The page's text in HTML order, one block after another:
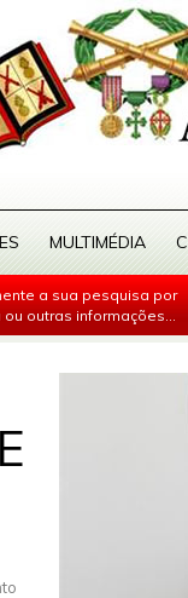
MULTIMÉDIA
a sua pesquisa por
outras informações...